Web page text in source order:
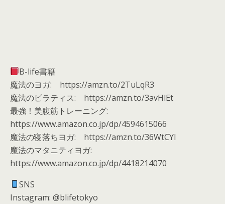
B-life書籍
魔法のヨガ: https://amzn.to/2TuLqR3
魔法のピラティス: https://amzn.to/3avHlEt
最強！美腹筋トレーニング:
https://www.amazon.co.jp/dp/4594615066
魔法の寝落ちヨガ: https://amzn.to/36WtCYI
魔法のマタニティヨガ:
https://www.amazon.co.jp/dp/4418214070
SNS
Instagram: @blifetokyo